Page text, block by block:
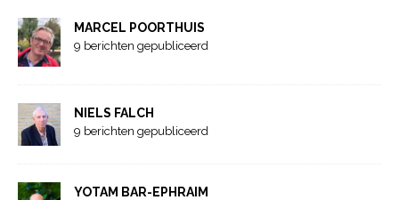
MARCEL POORTHUIS
9 berichten gepubliceerd
NIELS FALCH
9 berichten gepubliceerd
YOTAM BAR-EPHRAIM